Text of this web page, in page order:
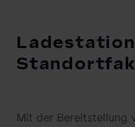
Mit der Bereitstellung